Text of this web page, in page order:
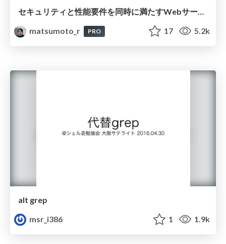
セキュリティと性能要件を同時に満たすWebサーバホスティング技術の最新動向 / virtualhosting-security-performance-operasion
matsumoto_r
PRO 17 5.2k
alt grep
msr_i386
1 1.9k